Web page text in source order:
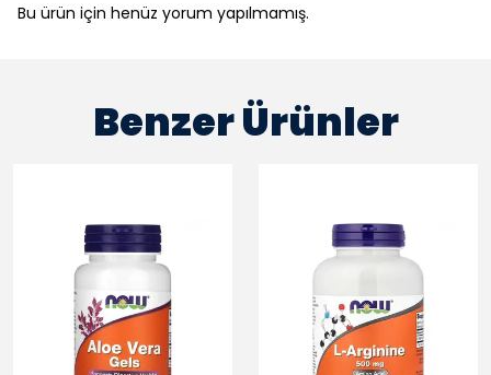
Bu ürün için henüz yorum yapılmamış.
Benzer Ürünler